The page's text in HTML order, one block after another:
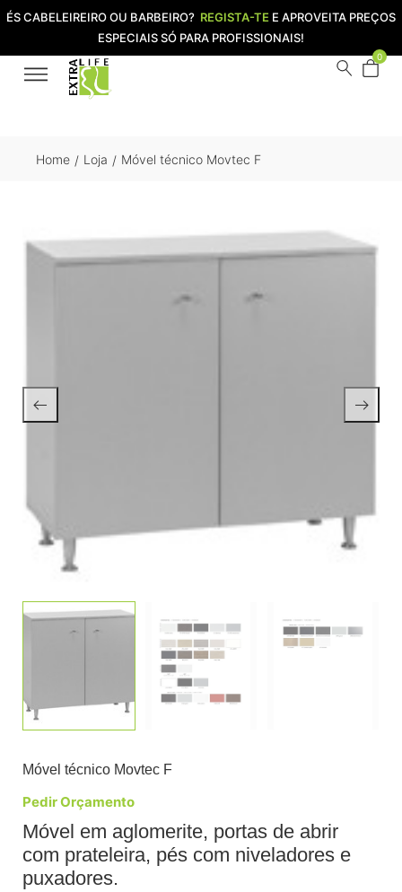
ÉS CABELEIREIRO OU BARBEIRO? REGISTA-TE E APROVEITA PREÇOS
ESPECIAIS SÓ PARA PROFISSIONAIS!
0
Home / Loja / Móvel técnico Movtec F
Móvel técnico Movtec F
Pedir Orçamento
Móvel em aglomerite, portas de abrir
com prateleira, pés com niveladores e
puxadores.